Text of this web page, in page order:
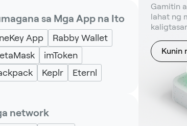
sa Mga App na Ito
App
Rabby Wallet
imToken
Keplr Eternl
network
Gamitin
lahat ng
Kunin